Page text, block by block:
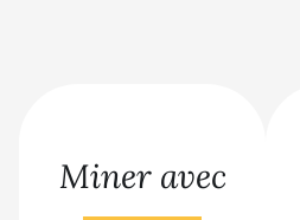
BITMAIN AntMiner
S15
Miner avec